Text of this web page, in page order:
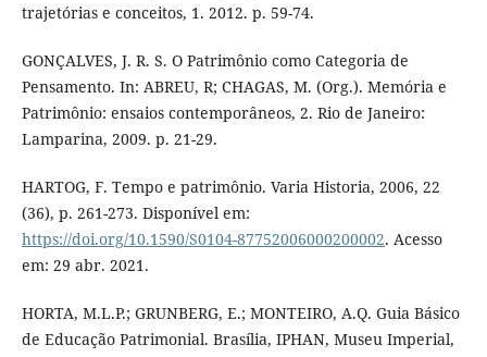
trajetórias e conceitos, 1. 2012. p. 59-74.
GONÇALVES, J. R. S. O Patrimônio como Categoria de
Pensamento. In: ABREU, R; CHAGAS, M. (Org.). Memória e
Patrimônio: ensaios contemporâneos, 2. Rio de Janeiro:
Lamparina, 2009. p. 21-29.
HARTOG, F. Tempo e patrimônio. Varia Historia, 2006, 22
(36), p. 261-273. Disponível em:
https://doi.org/10.1590/S0104-87752006000200002. Acesso
em: 29 abr. 2021.
HORTA, M.L.P.; GRUNBERG, E.; MONTEIRO, A.Q. Guia Básico
de Educação Patrimonial. Brasília, IPHAN, Museu Imperial,